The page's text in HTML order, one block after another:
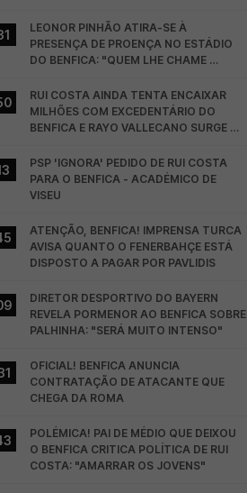
LEONOR PINHÃO ATIRA-SE À
PRESENÇA DE PROENÇA NO ESTÁDIO
DO BENFICA: "QUEM LHE CHAME
RUI COSTA AINDA TENTA ENCAIXAR
MILHÕES COM EXCEDENTÁRIO DO
BENFICA E RAYO VALLECANO SURGE NA
PSP 'IGNORA' PEDIDO DE RUI COSTA
PARA O BENFICA - ACADÉMICO DE
VISEU
ATENÇÃO, BENFICA! IMPRENSA TURCA
AVISA QUANTO O FENERBAHÇE ESTÁ
DISPOSTO A PAGAR POR PAVLIDIS
DIRETOR DESPORTIVO DO BAYERN
REVELA PORMENOR AO BENFICA SOBRE
PALHINHA: "SERÁ MUITO INTENSO"
OFICIAL! BENFICA ANUNCIA
CONTRATAÇÃO DE ATACANTE QUE
CHEGA DA ROMA
POLÉMICA! PAI DE MÉDIO QUE DEIXOU
O BENFICA CRITICA POLÍTICA DE RUI
COSTA: "AMARRAR OS JOVENS"